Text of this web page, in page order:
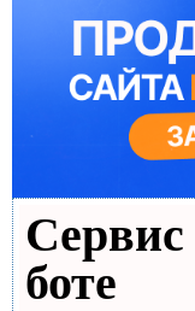
Сервис
боте